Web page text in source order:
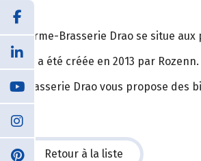
La Ferme-Brasserie Drao se situe aux
Elle a a été créée en 2013 par
La brasserie Drao vous propose des
Retour à la liste